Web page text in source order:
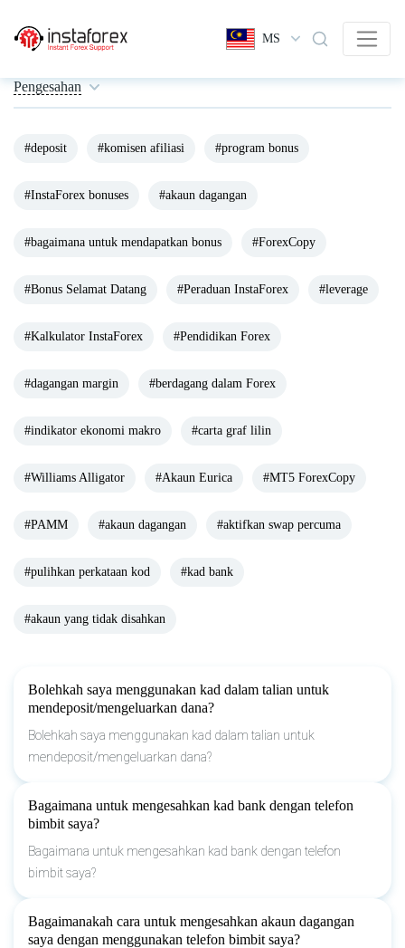
MS
Pengesahan
#deposit #komisen afiliasi #program bonus
#InstaForex bonuses #akaun dagangan
#bagaimana untuk mendapatkan bonus #ForexCopy
#Bonus Selamat Datang #Peraduan InstaForex #leverage
#Kalkulator InstaForex #Pendidikan Forex
#dagangan margin #berdagang dalam Forex
#indikator ekonomi makro #carta graf lilin
#Williams Alligator #Akaun Eurica #MT5 ForexCopy
#PAMM #akaun dagangan #aktifkan swap percuma
#pulihkan perkataan kod #kad bank
#akaun yang tidak disahkan
Bolehkah saya menggunakan kad dalam talian untuk
mendeposit/mengeluarkan dana?
Bolehkah saya menggunakan kad dalam talian untuk
mendeposit/mengeluarkan dana?
Bagaimana untuk mengesahkan kad bank dengan telefon
bimbit saya?
Bagaimana untuk mengesahkan kad bank dengan telefon
bimbit saya?
Bagaimanakah cara untuk mengesahkan akaun dagangan
saya dengan menggunakan telefon bimbit saya?